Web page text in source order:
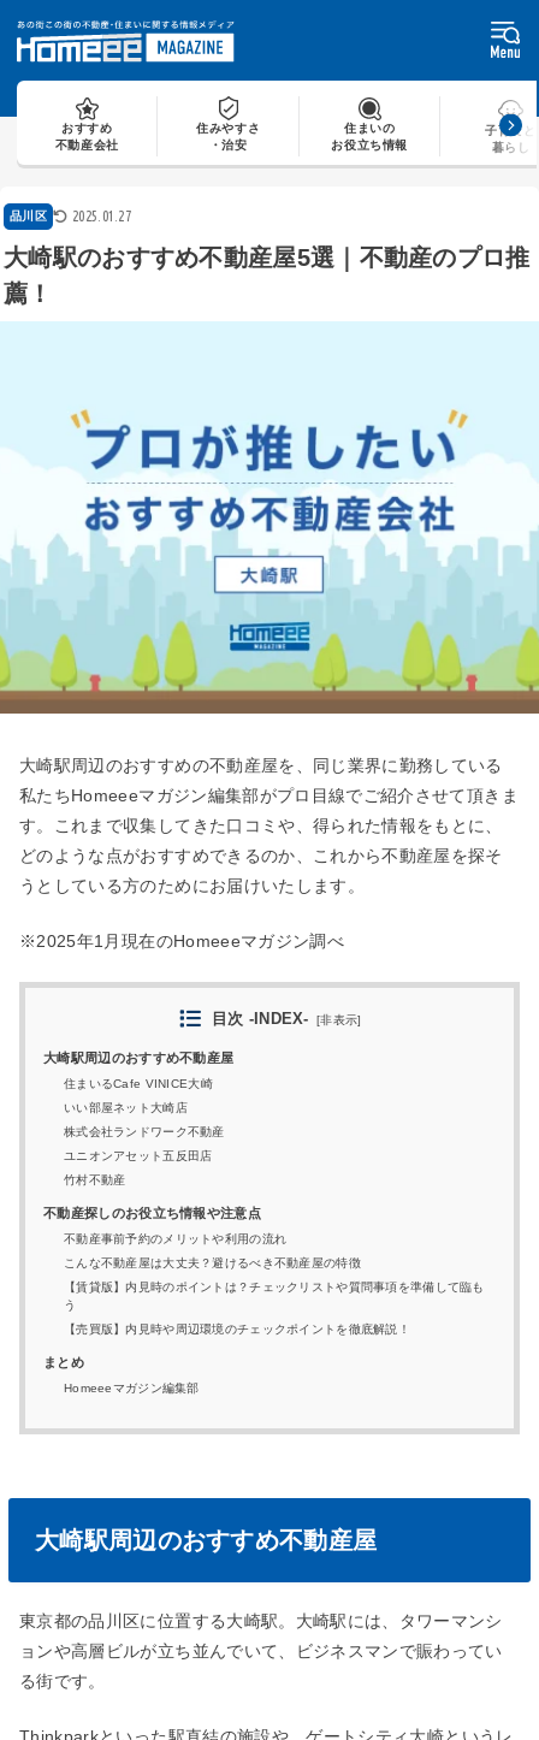
おすすめ
不動産会社
住みやすさ
・治安
住まいの
お役立ち情報
子育てと
暮らし
品川区 2025.01.27
大崎駅のおすすめ不動産屋5選｜不動産のプロ推
薦！
大崎駅周辺のおすすめの不動産屋を、同じ業界に勤務している
私たちHomeeeマガジン編集部がプロ目線でご紹介させて頂きま
す。これまで収集してきた口コミや、得られた情報をもとに、
どのような点がおすすめできるのか、これから不動産屋を探そ
うとしている方のためにお届けいたします。
※2025年1月現在のHomeeeマガジン調べ
目次 -INDEX- [非表示]
大崎駅周辺のおすすめ不動産屋
住まいるCafe VINICE大崎
いい部屋ネット大崎店
株式会社ランドワーク不動産
ユニオンアセット五反田店
竹村不動産
不動産探しのお役立ち情報や注意点
不動産事前予約のメリットや利用の流れ
こんな不動産屋は⼤丈夫？避けるべき不動産屋の特徴
【賃貸版】内見時のポイントは？チェックリストや質問事項を準備して臨も
う
【売買版】内⾒時や周辺環境のチェックポイントを徹底解説！
まとめ
Homeeeマガジン編集部
大崎駅周辺のおすすめ不動産屋
東京都の品川区に位置する大崎駅。大崎駅には、タワーマンシ
ョンや高層ビルが立ち並んでいて、ビジネスマンで賑わってい
る街です。